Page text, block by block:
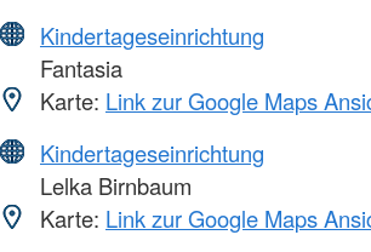
Kindertageseinrichtung
Fantasia
Karte: Link zur Google Maps
Kindertageseinrichtung
Lelka Birnbaum
Karte: Link zur Google Maps